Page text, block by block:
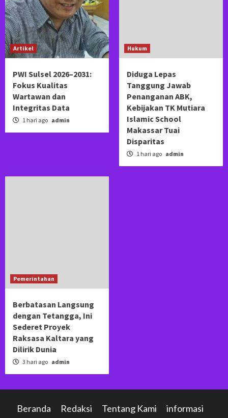
Artikel
PWI Sulsel 2026–2031:
Fokus Kualitas
Wartawan dan
Integritas Data
1 hari ago admin
Hukum
Diduga Lepas
Tanggung Jawab
Penanganan ABK,
Kebijakan TK Mutiara
Islamic School
Makassar Tuai
Disparitas
1 hari ago admin
Pemerintahan
Berbatasan Langsung
dengan Tetangga, Ini
Sederet Proyek
Raksasa Kaltara yang
Dilirik Dunia
3 hari ago admin
Beranda Redaksi Tentang Kami informasi